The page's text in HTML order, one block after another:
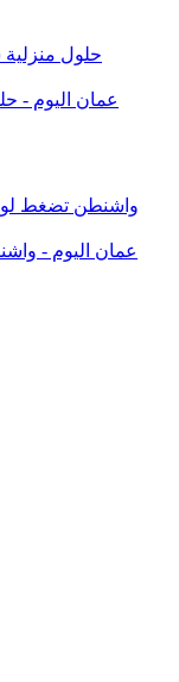
حلول
واشنطن تضغط